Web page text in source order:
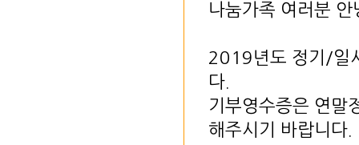
나눔가족 여러분 안
2019년도 정기/일
다.
기부영수증은 연말
해주시기 바랍니다.